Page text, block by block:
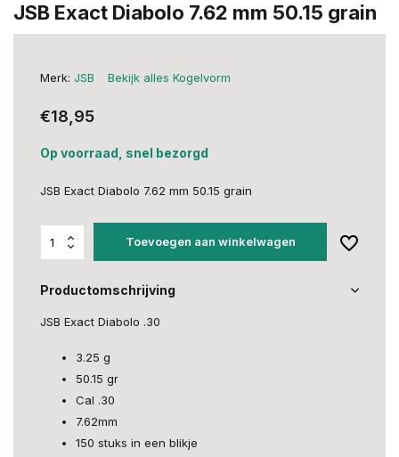
JSB Exact Diabolo 7.62 mm 50.15 grain
Merk: JSB Bekijk alles Kogelvorm
€18,95
Op voorraad, snel bezorgd
JSB Exact Diabolo 7.62 mm 50.15 grain
Toevoegen aan winkelwagen
Productomschrijving
JSB Exact Diabolo .30
3.25 g
50.15 gr
Cal .30
7.62mm
150 stuks in een blikje